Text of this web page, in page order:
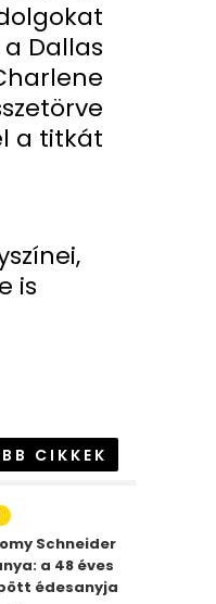
Dallas
a titkát
is
CIKKEK
Schneider
a 48 éves
édesanyja